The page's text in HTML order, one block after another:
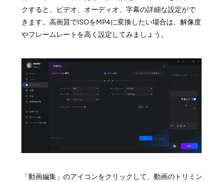
クすると、ビデオ、オーディオ、字幕の詳細な設定がで
きます。高画質でISOをMP4に変換したい場合は、解像度
やフレームレートを高く設定してみましょう。
「動画編集」のアイコンをクリックして、動画のトリミング